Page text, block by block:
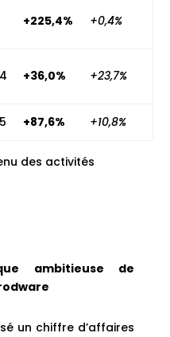
+225,4% +0,4%
+36,0% +23,7%
+87,6% +10,8%
des activités
ambitieuse de
un chiffre d’affaires